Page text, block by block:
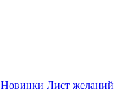
Новинки Лист желаний